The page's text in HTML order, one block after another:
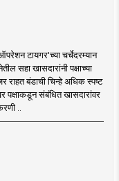
टायगर'च्या चर्चेदरम्यान
सहा खासदारांनी पक्षाच्या
राहत बंडाची चिन्हे अधिक स्पष्ट
पक्षाकडून संबंधित खासदारांवर
..